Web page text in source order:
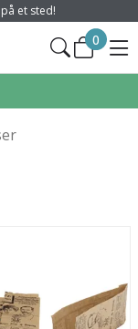
et sted!
0